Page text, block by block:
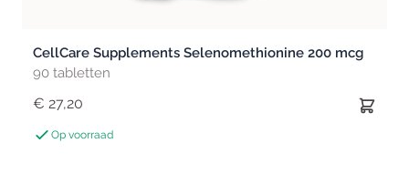
CellCare Supplements Selenomethionine 200 mcg
90 tabletten
€ 27,20
Op voorraad